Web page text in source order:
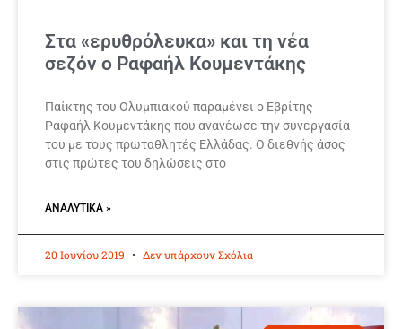
Στα «ερυθρόλευκα» και τη νέα
σεζόν ο Ραφαήλ Κουμεντάκης
Παίκτης του Ολυμπιακού παραμένει ο Εβρίτης
Ραφαήλ Κουμεντάκης που ανανέωσε την συνεργασία
του με τους πρωταθλητές Ελλάδας. Ο διεθνής άσος
στις πρώτες του δηλώσεις στο
ΑΝΑΛΥΤΙΚΆ »
20 Ιουνίου 2019 Δεν υπάρχουν Σχόλια